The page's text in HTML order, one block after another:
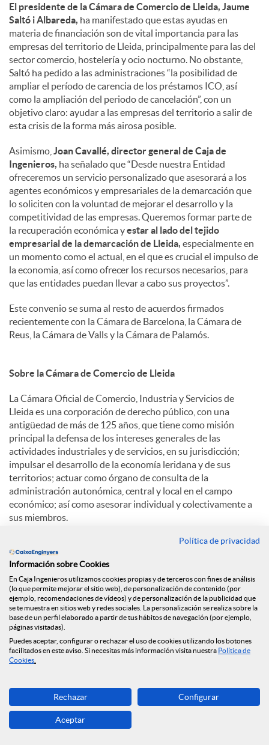
El presidente de la Cámara de Comercio de Lleida, Jaume
Saltó i Albareda, ha manifestado que estas ayudas en
materia de financiación son de vital importancia para las
empresas del territorio de Lleida, principalmente para las del
sector comercio, hostelería y ocio nocturno. No obstante,
Saltó ha pedido a las administraciones “la posibilidad de
ampliar el período de carencia de los préstamos ICO, así
como la ampliación del periodo de cancelación”, con un
objetivo claro: ayudar a las empresas del territorio a salir de
esta crisis de la forma más airosa posible.
Asimismo, Joan Cavallé, director general de Caja de
Ingenieros, ha señalado que “Desde nuestra Entidad
ofreceremos un servicio personalizado que asesorará a los
agentes económicos y empresariales de la demarcación que
lo soliciten con la voluntad de mejorar el desarrollo y la
competitividad de las empresas. Queremos formar parte de
la recuperación económica yestar al lado del tejido
empresarial de la demarcación de Lleida, especialmente en
un momento como el actual, en el que es crucial el impulso de
la economia, así como ofrecer los recursos necesarios, para
que las entidades puedan llevar a cabo sus proyectos”.
Este convenio se suma al resto de acuerdos firmados
recientemente con la Cámara de Barcelona, la Cámara de
Reus, la Cámara de Valls y la Cámara de Palamós.
Sobre la Cámara de Comercio de Lleida
La Cámara Oficial de Comercio, Industria y Servicios de
Lleida es una corporación de derecho público, con una
antigüedad de más de 125 años, que tiene como misión
principal la defensa de los intereses generales de las
actividades industriales y de servicios, en su jurisdicción;
impulsar el desarrollo de la economía leridana y de sus
territorios; actuar como órgano de consulta de la
administración autonómica, central y local en el campo
económico; así como asesorar individual y colectivamente a
sus miembros.
La Cámara de Comercio de Lleida está integrada por todas
las personas, naturales y jurídicas, que ejerzan su actividad
mercantil, industrial o de servicios en la demarcación de la
Cámara, que alcanza todo el territorio de las comarcas de
Lleida a excepción de los municipios que dependen
territorialmente de la Cámara de Comercio y Industria de
Tàrrega. Estos electores tienen derecho a participar a ser
presentación de la Corporación, que es el Pleno.
destacan: intervenir como árbitro de equidad en litigios;
crear o administrar entidades impulsoras del desarrollo
económico; potenciar la exportación; estimular la
investigación; participar en sociedades de desarrollo;
Política de privacidad
Información sobre Cookies
En Caja Ingenieros utilizamos cookies propias y de terceros con fines de análisis
(lo que permite mejorar el sitio web), de personalización de contenido (por
ejemplo, recomendaciones de vídeos) y de personalización de la publicidad que
se te muestra en sitios web y redes sociales. La personalización se realiza sobre la
base de un perfil elaborado a partir de tus hábitos de navegación (por ejemplo,
páginas visitadas).
Puedes aceptar, configurar o rechazar el uso de cookies utilizando los botones
facilitados en este aviso. Si necesitas más información visita nuestra Política de
Cookies
Rechazar Configurar
Aceptar